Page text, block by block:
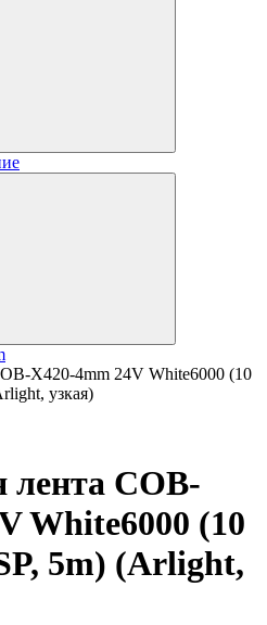
X420-4mm 24V White6000 (10
узкая)
лента COB-
White6000 (10
5m) (Arlight,